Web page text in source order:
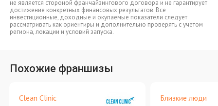
не является стороной франчайзингового договора и не гарантирует
достижение конкретных финансовых результатов. Все
инвестиционные, доходные и окупаемые показатели следует
рассматривать как ориентиры и дополнительно проверять с учетом
региона, локации и условий запуска.
Похожие франшизы
Clean Clinic Близкие люди